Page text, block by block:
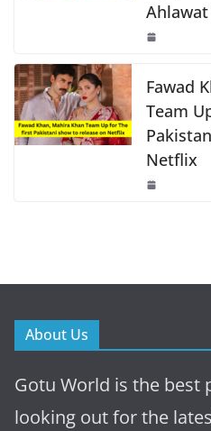
Fawad
Team
Netflix
About Us
Gotu World is the
looking out for the